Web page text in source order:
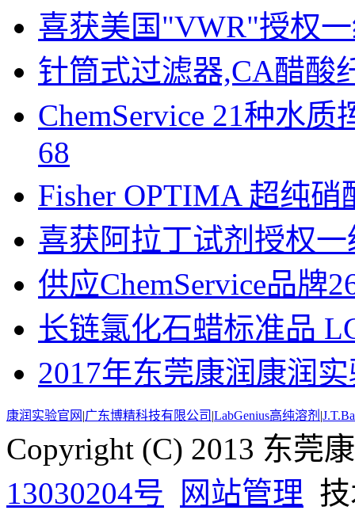
喜获美国"VWR"授权
针筒式过滤器,CA醋酸
ChemService 21种水
68
Fisher OPTIMA 超纯
喜获阿拉丁试剂授权
供应ChemService品牌
长链氯化石蜡标准品
2017年东莞康润康润
康润实验官网 |广东博精科技有限公司 |LabGenius高纯溶剂 |
Copyright (C) 2013 东莞
13030204号
网站管理